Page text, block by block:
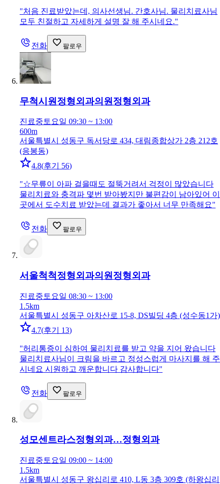
"처음 진료받았는데, 의사선생님. 간호사님. 물리치료사님
모두 친절하고 자세하게 설명 잘 해 주시네요."
전화 팔로우
무척시원정형외과의원 정형외과
진료중 토요일 09:30 ~ 13:00
600m
서울특별시 성동구 독서당로 434, 대림종합상가 2층 212호
(응봉동)
4.8(후기 56)
"☆무릎이 아파 걸을때도 절뚝거려서 걱정이 많았습니다
물리치료와 충격파 몇번 받아봤지만 불편감이 남아있어 이
곳에서 도수치료 받았는데 결과가 좋아서 너무 만족해요"
전화 팔로우
서울척척정형외과의원 정형외과
진료중 토요일 08:30 ~ 13:00
1.5km
서울특별시 성동구 아차산로 15-8, DS빌딩 4층 (성수동1가)
4.7(후기 13)
"허리통증이 심하여 물리치료를 받고 약을 지어 왔습니다
물리치료사님이 크림을 바르고 정성스럽게 마사지를 해 주
시네요 시원하고 깨운합니다 감사합니다"
전화 팔로우
성모센트라스정형외과…정형외과
진료중 토요일 09:00 ~ 14:00
1.5km
서울특별시 성동구 왕십리로 410, L동 3층 309호 (하왕십리